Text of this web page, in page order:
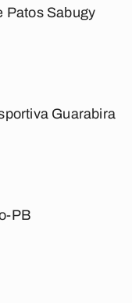
Patos Sabugy
Guarabira
PB